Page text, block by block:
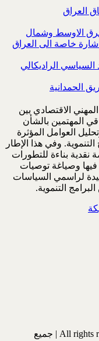
العراق
الاوسط وشمال
خاصة الى العراق
الراديكالي
الحمدانية
الاقتصادي بين
المهتمين بالشأن
العوامل المؤثرة
وفي هذا الإطار
بناءة للتطورات
فيها وصياغة توصيات
لراسمي السياسات
التنموية.
© All rights reserved Iraqi Economists Network 2024 | جميع